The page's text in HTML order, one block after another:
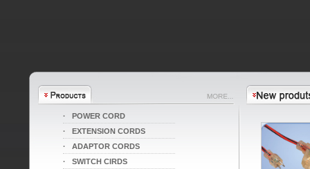
· POWER CORD
· EXTENSION CORDS
· ADAPTOR CORDS
· SWITCH CIRDS